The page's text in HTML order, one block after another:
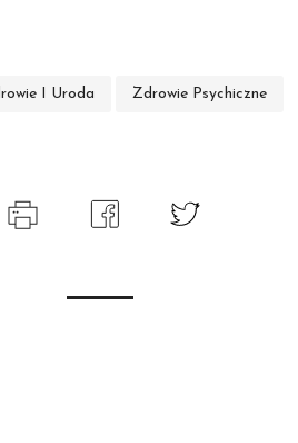
I Uroda Zdrowie Psychiczne